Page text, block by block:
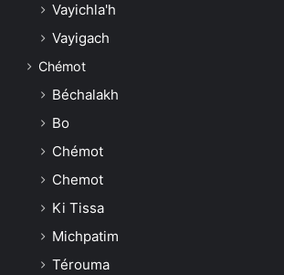
Vayichla'h
Vayigach
Chémot
Béchalakh
Bo
Chémot
Chemot
Ki Tissa
Michpatim
Térouma